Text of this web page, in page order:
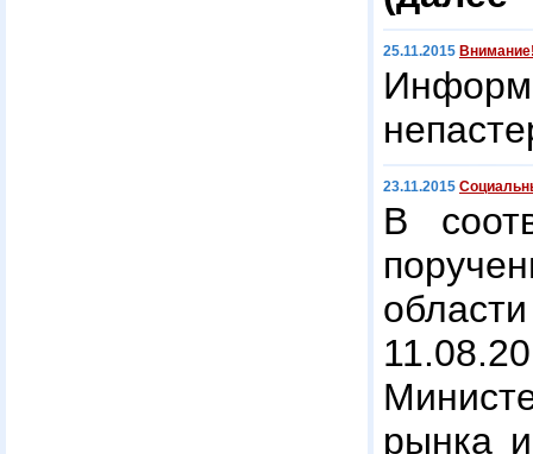
25.11.2015
23.11.2015
В
рынка